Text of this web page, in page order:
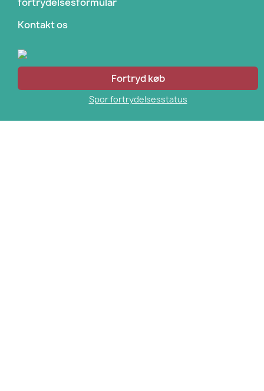
Kontakt os
Fortryd køb
Spor fortrydelsesstatus